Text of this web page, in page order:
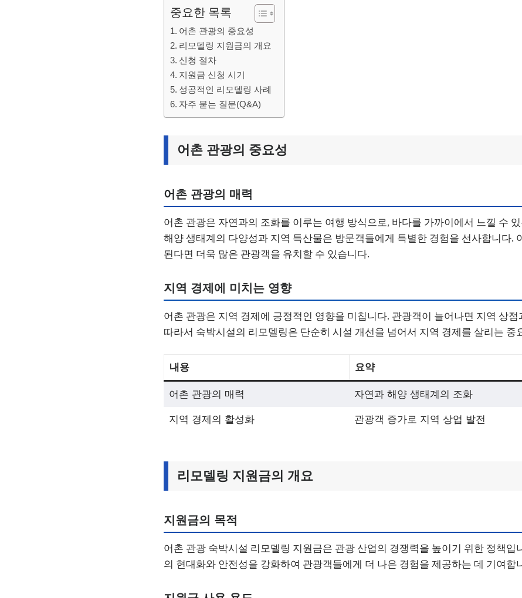
중요한 목록
어촌 관광의 중요성
리모델링 지원금의 개요
신청 절차
지원금 신청 시기
성공적인 리모델링 사례
자주 묻는 질문(Q&A)
어촌 관광의 중요성
어촌 관광의 매력
어촌 관광은 자연과의 조화를 이루는 여행 방식으로, 바다를 가까이에서 느낄 수
해양 생태계의 다양성과 지역 특산물은 방문객들에게 특별한 경험을 선사합니다.
된다면 더욱 많은 관광객을 유치할 수 있습니다.
지역 경제에 미치는 영향
어촌 관광은 지역 경제에 긍정적인 영향을 미칩니다. 관광객이 늘어나면 지역 상
따라서 숙박시설의 리모델링은 단순히 시설 개선을 넘어서 지역 경제를 살리는 중
내용 요약
어촌 관광의 매력 자연과 해양 생태계의 조화
지역 경제의 활성화 관광객 증가로 지역 상업 발전
리모델링 지원금의 개요
지원금의 목적
어촌 관광 숙박시설 리모델링 지원금은 관광 산업의 경쟁력을 높이기 위한 정책입
의 현대화와 안전성을 강화하여 관광객들에게 더 나은 경험을 제공하는 데 기여합